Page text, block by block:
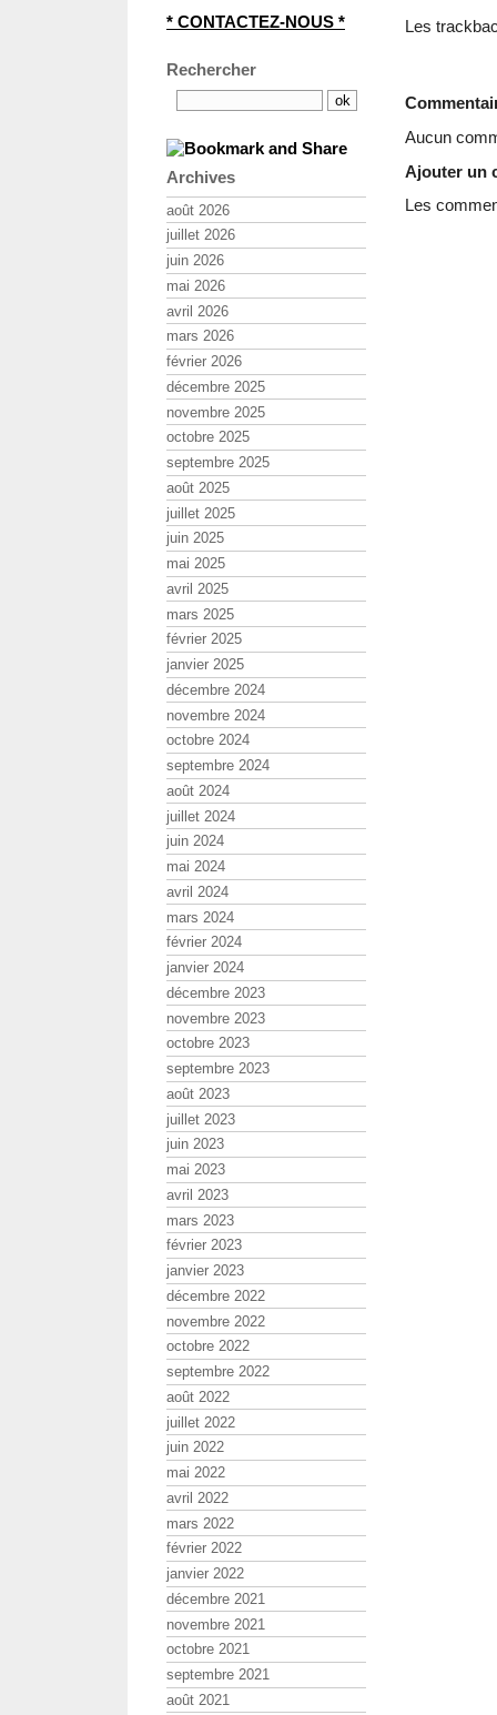
Les
Aucun
Ajouter un
Les
* CONTACTEZ-NOUS *
Rechercher
Archives
août 2026
juillet 2026
juin 2026
mai 2026
avril 2026
mars 2026
février 2026
décembre 2025
novembre 2025
octobre 2025
septembre 2025
août 2025
juillet 2025
juin 2025
mai 2025
avril 2025
mars 2025
février 2025
janvier 2025
décembre 2024
novembre 2024
octobre 2024
septembre 2024
août 2024
juillet 2024
juin 2024
mai 2024
avril 2024
mars 2024
février 2024
janvier 2024
décembre 2023
novembre 2023
octobre 2023
septembre 2023
août 2023
juillet 2023
juin 2023
mai 2023
avril 2023
mars 2023
février 2023
janvier 2023
décembre 2022
novembre 2022
octobre 2022
septembre 2022
août 2022
juillet 2022
juin 2022
mai 2022
avril 2022
mars 2022
février 2022
janvier 2022
décembre 2021
novembre 2021
octobre 2021
septembre 2021
août 2021